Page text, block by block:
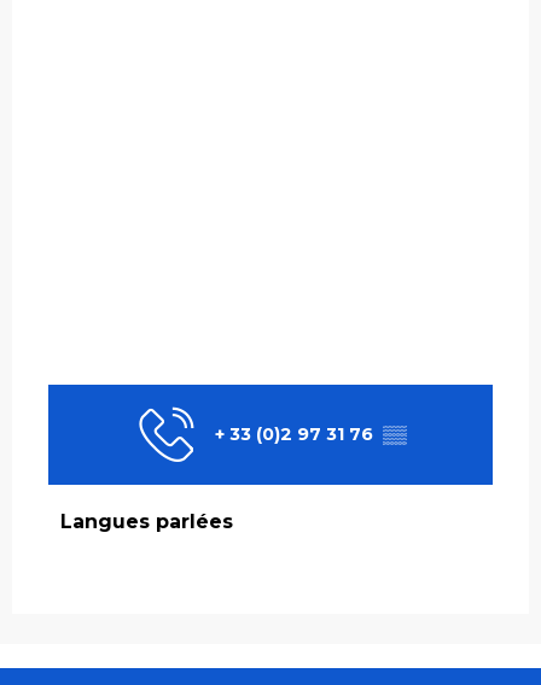
+ 33 (0)2 97 31 76 ▒▒
Langues parlées
Langues parlées